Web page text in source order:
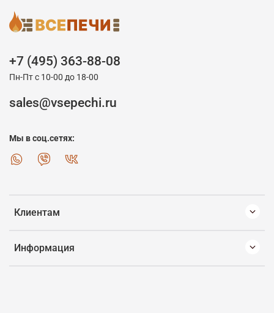
Клиентам
Информация
+7 (495) 363-88-08
Пн-Пт с 10-00 до 18-00
sales@vsepechi.ru
Мы в соц.сетях: